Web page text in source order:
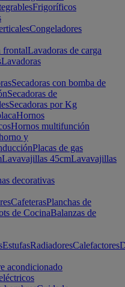
Frigoríficos
Congeladores
frontalLavadoras de carga
Lavadoras
Secadoras con bomba de
Secadoras de
Secadoras por Kg
Hornos
Hornos multifunción
y
Placas de gas
Lavavajillas 45cmLavavajillas
decorativas
CafeterasPlanchas de
de CocinaBalanzas de
EstufasRadiadoresCalefactores
acondicionado